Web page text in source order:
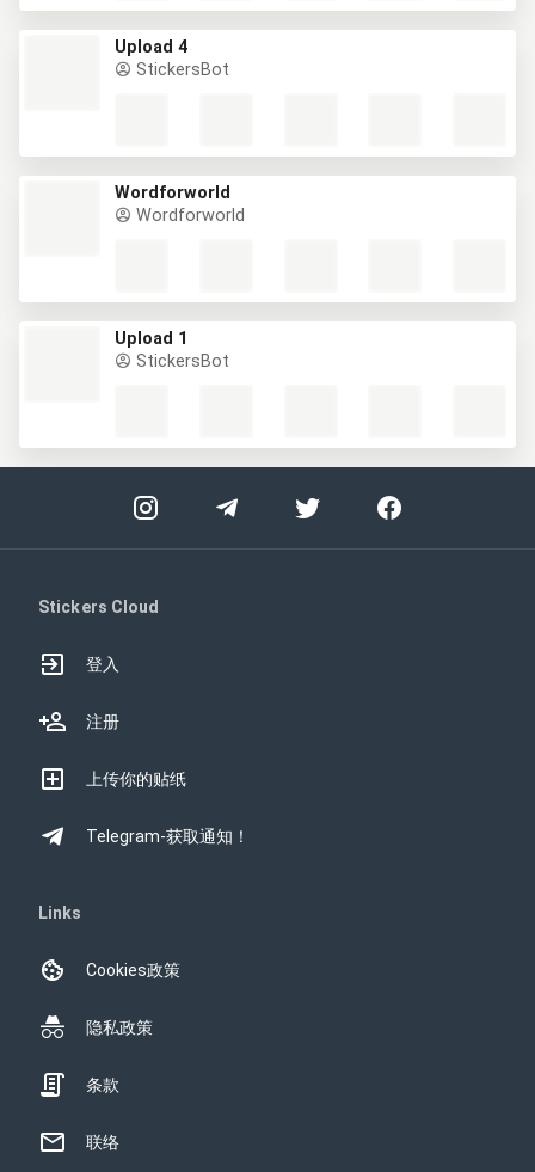
Upload 4
StickersBot
Wordforworld
Wordforworld
Upload 1
StickersBot
Stickers Cloud
登入
注册
上传你的贴纸
Telegram-获取通知！
Links
Cookies政策
隐私政策
条款
联络